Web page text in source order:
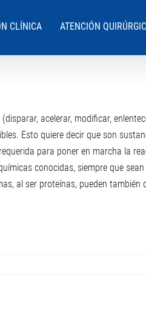
CLÍNICA ATENCIÓN
acelerar, modificar,
Esto quiere decir que son
para poner en marcha la
conocidas, siempre que
al ser proteínas, pueden también